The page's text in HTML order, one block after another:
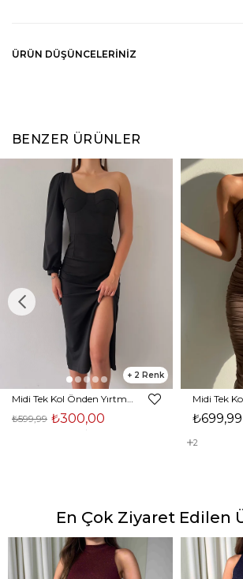
ÜRÜN DÜŞÜNCELERINIZ
BENZER ÜRÜNLER
2
₺300,00
₺599,99 ₺699,99
2
En Çok Ziyaret Edilen